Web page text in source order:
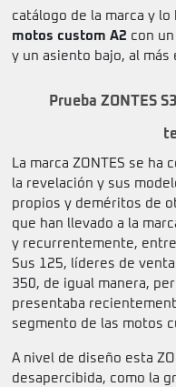
catálogo de la marca y
motos custom A2 con
y un asiento bajo, al más
Prueba ZONTES
La marca ZONTES se
la revelación y sus
propios y deméritos de
que han llevado a la
y recurrentemente,
Sus 125, líderes de
350, de igual manera,
presentaba
segmento de las motos
A nivel de diseño esta
desapercibida, como la